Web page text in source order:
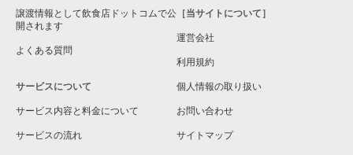
譲渡情報として飲食店ドットコムで公
開されます
よくある質問
サービスについて
サービス内容と料金について
サービスの流れ
［当サイトについて］
運営会社
利用規約
個人情報の取り扱い
お問い合わせ
サイトマップ